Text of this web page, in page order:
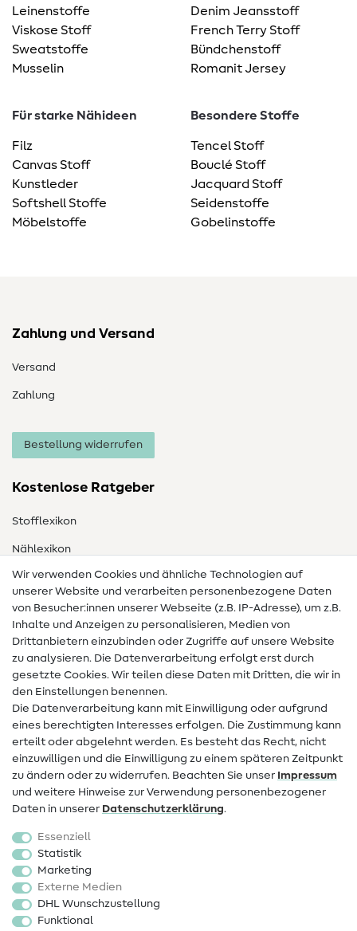
Leinenstoffe
Viskose Stoff
Sweatstoffe
Musselin
Denim Jeansstoff
French Terry Stoff
Bündchenstoff
Romanit Jersey
Für starke Nähideen
Filz
Canvas Stoff
Kunstleder
Softshell Stoffe
Möbelstoffe
Besondere Stoffe
Tencel Stoff
Bouclé Stoff
Jacquard Stoff
Seidenstoffe
Gobelinstoffe
Zahlung und Versand
Versand
Zahlung
Bestellung widerrufen
Kostenlose Ratgeber
Stofflexikon
Nählexikon
Nähanleitungen
Hilfe & Kontakt
Kontakt
Infos zum Betreiberwechsel
Widerrufsrecht
Beliebt
Stoffe
Sale
Schnittmuster
Wir verwenden Cookies und ähnliche Technologien auf
unserer Website und verarbeiten personenbezogene Daten
von Besucher:innen unserer Webseite (z.B. IP-Adresse), um z.B.
Inhalte und Anzeigen zu personalisieren, Medien von
Drittanbietern einzubinden oder Zugriffe auf unsere Website
zu analysieren. Die Datenverarbeitung erfolgt erst durch
gesetzte Cookies. Wir teilen diese Daten mit Dritten, die wir in
den Einstellungen benennen.
Die Datenverarbeitung kann mit Einwilligung oder aufgrund
eines berechtigten Interesses erfolgen. Die Zustimmung kann
erteilt oder abgelehnt werden. Es besteht das Recht, nicht
einzuwilligen und die Einwilligung zu einem späteren Zeitpunkt
zu ändern oder zu widerrufen. Beachten Sie unser Impressum
und weitere Hinweise zur Verwendung personenbezogener
Daten in unserer Daten­schutz­erklärung.
Essenziell
Statistik
Marketing
Externe Medien
DHL Wunschzustellung
Funktional